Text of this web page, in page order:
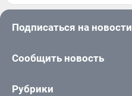
Подписаться на новости
Сообщить новость
Рубрики